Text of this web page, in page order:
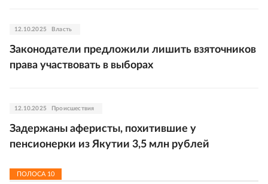
12.10.2025 Власть
Законодатели предложили лишить взяточников
права участвовать в выборах
12.10.2025 Происшествия
Задержаны аферисты, похитившие у
пенсионерки из Якутии 3,5 млн рублей
ПОЛОСА 10